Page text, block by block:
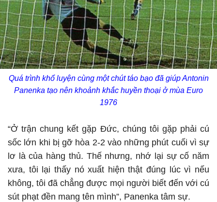
Quá trình khổ luyện cùng một chút táo bạo đã giúp Antonin
Panenka tạo nên khoảnh khắc huyền thoại ở mùa Euro
1976
“Ở trận chung kết gặp Đức, chúng tôi gặp phải cú
sốc lớn khi bị gỡ hòa 2-2 vào những phút cuối vì sự
lơ là của hàng thủ. Thế nhưng, nhớ lại sự cố năm
xưa, tôi lại thấy nó xuất hiện thật đúng lúc vì nếu
không, tôi đã chẳng được mọi người biết đến với cú
sút phạt đền mang tên mình”, Panenka tâm sự.